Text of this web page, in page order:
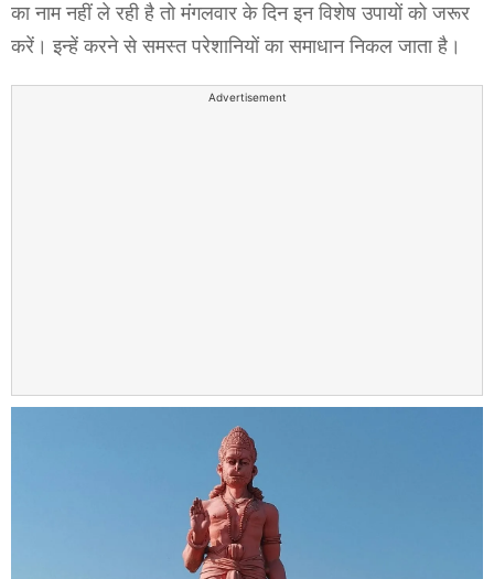
का नाम नहीं ले रही है तो मंगलवार के दिन इन विशेष उपायों को जरूर
करें। इन्हें करने से समस्त परेशानियों का समाधान निकल जाता है।
Advertisement